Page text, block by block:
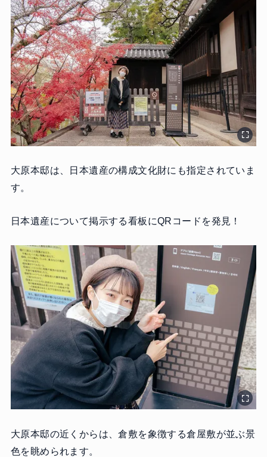
大原本邸は、日本遺産の構成文化財にも指定されていま
す。
日本遺産について掲示する看板にQRコードを発見！
大原本邸の近くからは、倉敷を象徴する倉屋敷が並ぶ景
色を眺められます。